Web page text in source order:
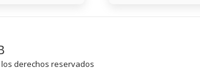
derechos reservados